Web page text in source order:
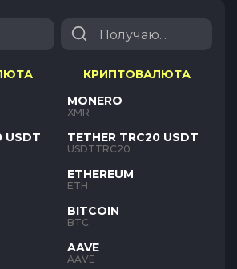
USDT
КРИПТОВАЛЮТА
MONERO
XMR
TETHER TRC20 USDT
USDTTRC20
ETHEREUM
ETH
BITCOIN
BTC
AAVE
AAVE